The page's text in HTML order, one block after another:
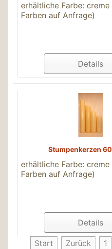
erhältliche Farbe:
Farben auf Anfrage)
Details
Stumpenkerzen
erhältliche Farbe:
Farben auf Anfrage)
Details
Start Zurück 1